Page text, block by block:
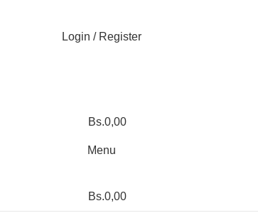
Login / Register
Bs.0,00
Menu
Bs.0,00